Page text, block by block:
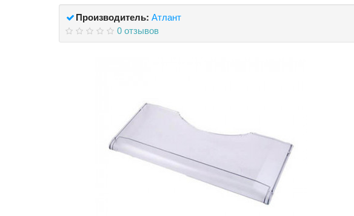
Производитель: Атлант
0 отзывов